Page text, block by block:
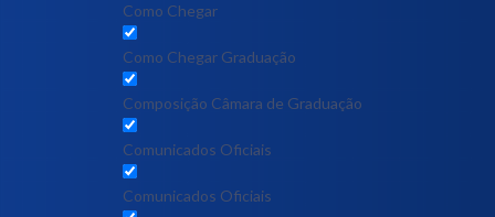
Como Chegar
Como Chegar Graduação
Composição Câmara de Graduação
Comunicados Oficiais
Comunicados Oficiais